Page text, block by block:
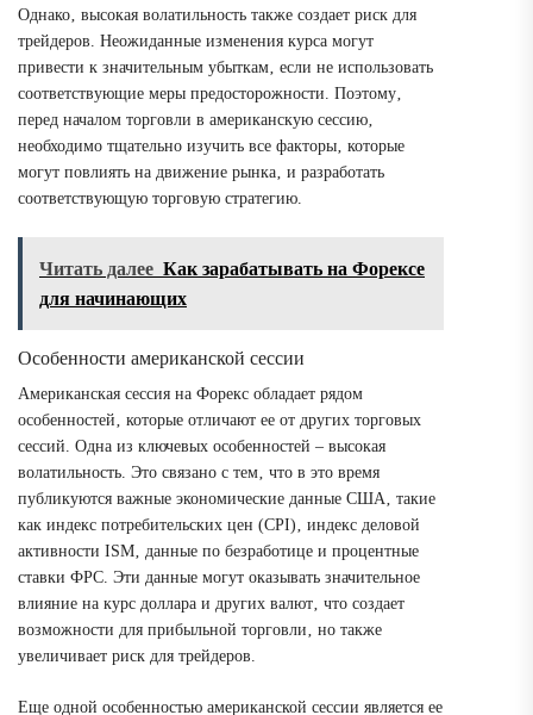
Однако‚ высокая волатильность также создает риск для
трейдеров. Неожиданные изменения курса могут
привести к значительным убыткам‚ если не использовать
соответствующие меры предосторожности. Поэтому‚
перед началом торговли в американскую сессию‚
необходимо тщательно изучить все факторы‚ которые
могут повлиять на движение рынка‚ и разработать
соответствующую торговую стратегию.
Читать далее Как зарабатывать на Форексе
для начинающих
Особенности американской сессии
Американская сессия на Форекс обладает рядом
особенностей‚ которые отличают ее от других торговых
сессий. Одна из ключевых особенностей – высокая
волатильность. Это связано с тем‚ что в это время
публикуются важные экономические данные США‚ такие
как индекс потребительских цен (CPI)‚ индекс деловой
активности ISM‚ данные по безработице и процентные
ставки ФРС. Эти данные могут оказывать значительное
влияние на курс доллара и других валют‚ что создает
возможности для прибыльной торговли‚ но также
увеличивает риск для трейдеров.
Еще одной особенностью американской сессии является ее